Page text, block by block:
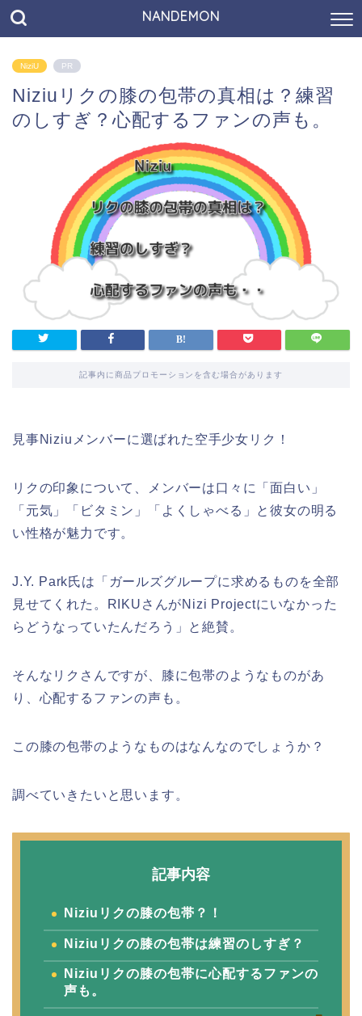
NANDEMON
NiziU PR
Niziuリクの膝の包帯の真相は？練習
のしすぎ？心配するファンの声も。
記事内に商品プロモーションを含む場合があります
見事Niziuメンバーに選ばれた空手少女リク！
リクの印象について、メンバーは口々に「面白い」
「元気」「ビタミン」「よくしゃべる」と彼女の明る
い性格が魅力です。
J.Y. Park氏は「ガールズグループに求めるものを全部
見せてくれた。RIKUさんがNizi Projectにいなかった
らどうなっていたんだろう」と絶賛。
そんなリクさんですが、膝に包帯のようなものがあ
り、心配するファンの声も。
この膝の包帯のようなものはなんなのでしょうか？
調べていきたいと思います。
記事内容
Niziuリクの膝の包帯？！
Niziuリクの膝の包帯は練習のしすぎ？
Niziuリクの膝の包帯に心配するファンの
声も。